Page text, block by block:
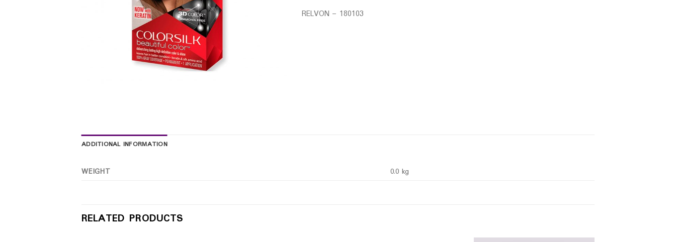
RELVON – 180103
ADDITIONAL INFORMATION
WEIGHT 0.0 kg
RELATED PRODUCTS